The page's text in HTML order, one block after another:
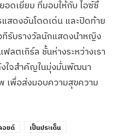
อดเยี่ยม ที่มอบให้กับ ไอซ์ซึ
ดงอันโดดเด่น และปิดท้าย
ทีรับรางวัลนักแสดงนำหญิง
ลตเกิร์ล ชั้นห่างระหว่างเรา
งใจสำคัญในมุ่งมั่นพัฒนา
เพื่อส่งมอบความสุขความ
อยด์ เป็นประเด็น